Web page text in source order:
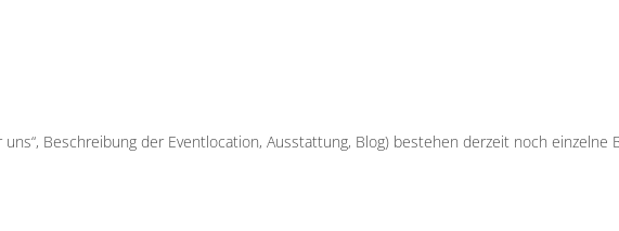
Beschreibung der Eventlocation, Ausstattung, Blog) bestehen derzeit noch einzelne